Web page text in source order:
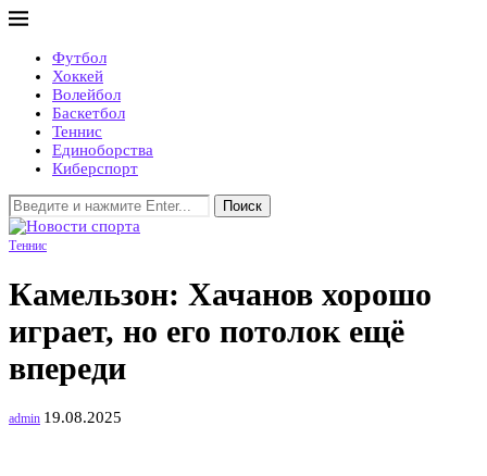
Футбол
Хоккей
Волейбол
Баскетбол
Теннис
Единоборства
Киберспорт
Поиск
Теннис
Камельзон: Хачанов хорошо
играет, но его потолок ещё
впереди
admin 19.08.2025